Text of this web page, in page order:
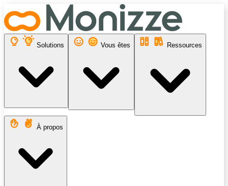
Solutions Vous êtes Ressources
À propos